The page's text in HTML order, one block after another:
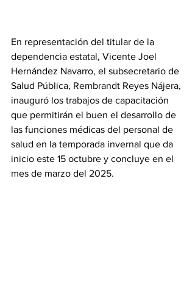
En representación del titular de la
dependencia estatal, Vicente Joel
Hernández Navarro, el subsecretario de
Salud Pública, Rembrandt Reyes Nájera,
inauguró los trabajos de capacitación
que permitirán el buen el desarrollo de
las funciones médicas del personal de
salud en la temporada invernal que da
inicio este 15 octubre y concluye en el
mes de marzo del 2025.